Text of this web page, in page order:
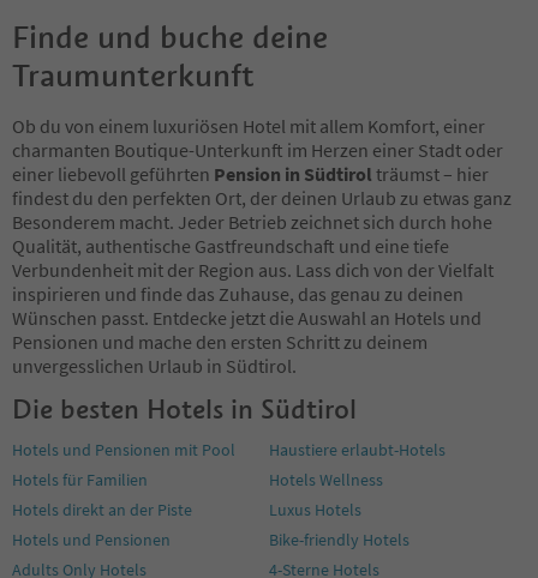
84
85
86
88
89
90
91
92
93
94
95
96
97
98
100
102
103
104
105
Finde und buche deine
Traumunterkunft
Ob du von einem luxuriösen Hotel mit allem Komfort, einer
charmanten Boutique-Unterkunft im Herzen einer Stadt oder
einer liebevoll geführten Pension in Südtirol träumst – hier
findest du den perfekten Ort, der deinen Urlaub zu etwas ganz
Besonderem macht. Jeder Betrieb zeichnet sich durch hohe
Qualität, authentische Gastfreundschaft und eine tiefe
Verbundenheit mit der Region aus. Lass dich von der Vielfalt
inspirieren und finde das Zuhause, das genau zu deinen
Wünschen passt. Entdecke jetzt die Auswahl an Hotels und
Pensionen und mache den ersten Schritt zu deinem
unvergesslichen Urlaub in Südtirol.
Die besten Hotels in Südtirol
Hotels und Pensionen mit Pool
Haustiere erlaubt-Hotels
Hotels für Familien
Hotels Wellness
Hotels direkt an der Piste
Luxus Hotels
Hotels und Pensionen
Bike-friendly Hotels
Adults Only Hotels
4-Sterne Hotels